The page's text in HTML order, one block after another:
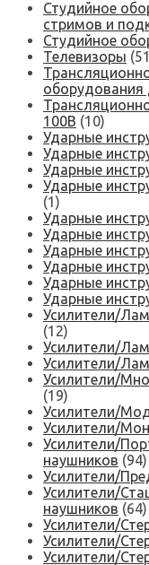
Студийное
стримов и
Студийное
Телевизоры
оборудования
100В (10)
Ударные
Ударные
Ударные
Ударные
(1)
Ударные
Ударные
Ударные
Ударные
Ударные
Ударные
Усилители/
(12)
Усилители/
Усилители/
Усилители/
(19)
Усилители/
Усилители/
Усилители/
наушников (94)
Усилители/
Усилители/
наушников (64)
Усилители/
Усилители/
Усилители/